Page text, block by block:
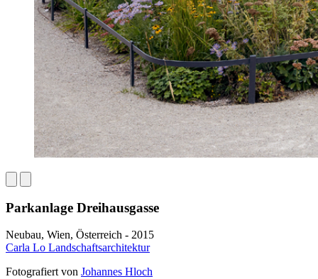
Parkanlage Dreihausgasse
Neubau, Wien, Österreich - 2015
Carla Lo Landschaftsarchitektur
Fotografiert von Johannes Hloch